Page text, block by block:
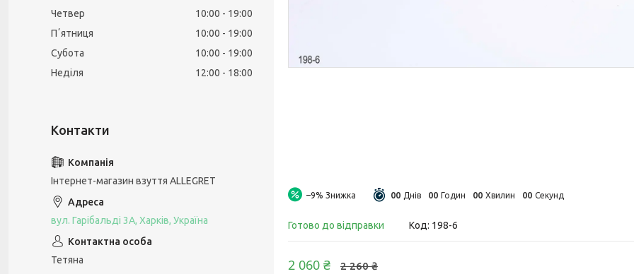
–9% 00 Днів 00 Годин 00 Хвилин 00 Секунд
Готово до відправки Код: 198-6
2 260 ₴
2 060 ₴
Четвер
10:00
19:00
Пʼятниця
10:00
19:00
Субота
10:00
19:00
Неділя
12:00 18:00
Інтернет-магазин взуття ALLEGRET
вул. Гарібальді 3А, Харків, Україна
Тетяна